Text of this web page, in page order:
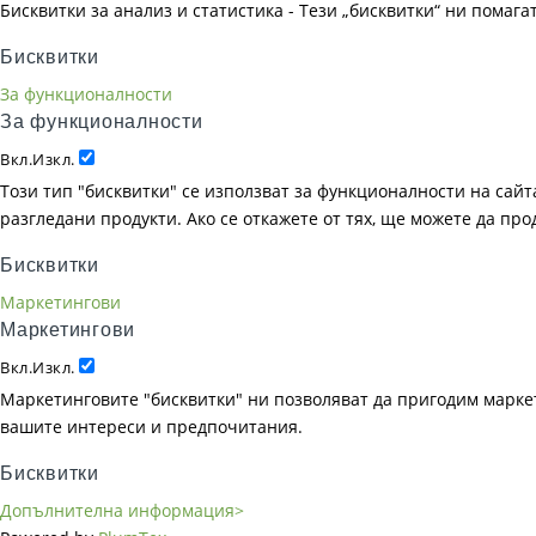
Бисквитки за анализ и статистика - Тези „бисквитки“ ни
Бисквитки
За функционалности
За функционалности
Вкл.Изкл.
Този тип "бисквитки" се използват за функционалности на
разгледани продукти. Ако се откажете от тях, ще можете да
Бисквитки
Маркетингови
Маркетингови
Вкл.Изкл.
Маркетинговите "бисквитки" ни позволяват да пригодим
вашите интереси и предпочитания.
Бисквитки
Допълнителна информация>